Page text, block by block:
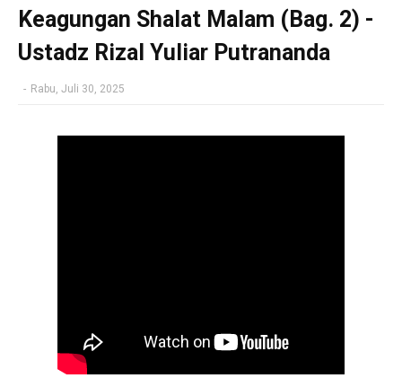
Keagungan Shalat Malam (Bag. 2) -
Ustadz Rizal Yuliar Putrananda
- Rabu, Juli 30, 2025